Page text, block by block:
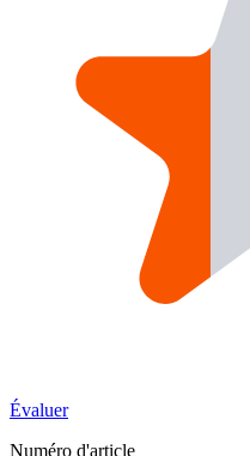
Évaluer
Numéro d'article